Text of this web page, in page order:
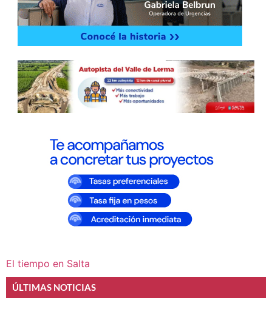
El tiempo en Salta
ÚLTIMAS NOTICIAS